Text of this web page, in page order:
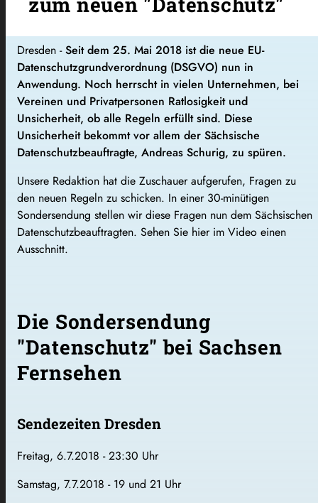
Dresden -Seit dem 25. Mai 2018 ist die neue EU-
Datenschutzgrundverordnung (DSGVO) nun in
Anwendung. Noch herrscht in vielen Unternehmen, bei
Vereinen und Privatpersonen Ratlosigkeit und
Unsicherheit, ob alle Regeln erfüllt sind. Diese
Unsicherheit bekommt vor allem der Sächsische
Datenschutzbeauftragte, Andreas Schurig, zu spüren.
Unsere Redaktion hat die Zuschauer aufgerufen, Fragen zu
den neuen Regeln zu schicken. In einer 30-minütigen
Sondersendung stellen wir diese Fragen nun dem Sächsischen
Datenschutzbeauftragten. Sehen Sie hier im Video einen
Ausschnitt.
Die Sondersendung
"Datenschutz" bei Sachsen
Fernsehen
Sendezeiten Dresden
Freitag, 6.7.2018 - 23:30 Uhr
Samstag, 7.7.2018 - 19 und 21 Uhr